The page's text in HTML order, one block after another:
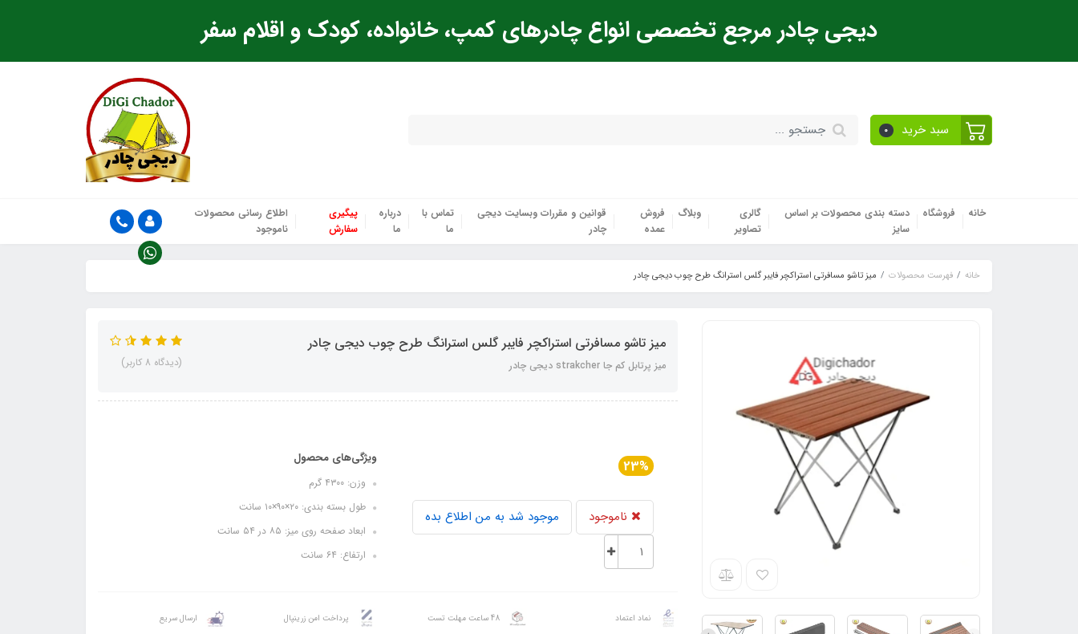
دیجی چادر مرجع تخصصی انواع چادرهای کمپ، خانواده، کودک و اقلام سفر
سبد خرید 0
خانه فروشگاه
دسته بندی محصولات بر اساس
سایز
گالری
تصاویر
وبلاگ
فروش
عمده
قوانین و مقررات وبسایت دیجی
چادر
تماس با
ما
درباره
ما
پیگیری
سفارش
اطلاع رسانی محصولات
ناموجود
خانه فهرست محصولات میز تاشو مسافرتی استراکچر فایبر گلس استرانگ طرح چوب دیجی چادر
میز تاشو مسافرتی استراکچر فایبر گلس استرانگ طرح چوب دیجی چادر
میز پرتابل کم جا strakcher دیجی چادر (دیدگاه 8 کاربر)
23%
ناموجود موجود شد به من اطلاع بده
ویژگی‌های محصول
وزن: ۴۳۰۰ گرم
طول بسته بندی: ۲۰×۹۰×۱۰ سانت
ابعاد صفحه روی میز: ۸۵ در ۵۴ سانت
ارتفاع: ۶۴ سانت
نماد اعتماد 48 ساعت مهلت تست پرداخت امن زرینپال ارسال سریع